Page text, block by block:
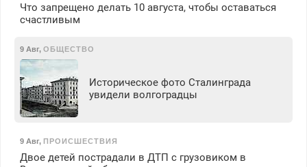
Что запрещено делать 10 августа, чтобы оставаться
счастливым
9 Авг, ОБЩЕСТВО
Историческое фото Сталинграда
увидели волгоградцы
9 Авг, ПРОИСШЕСТВИЯ
Двое детей пострадали в ДТП с грузовиком в